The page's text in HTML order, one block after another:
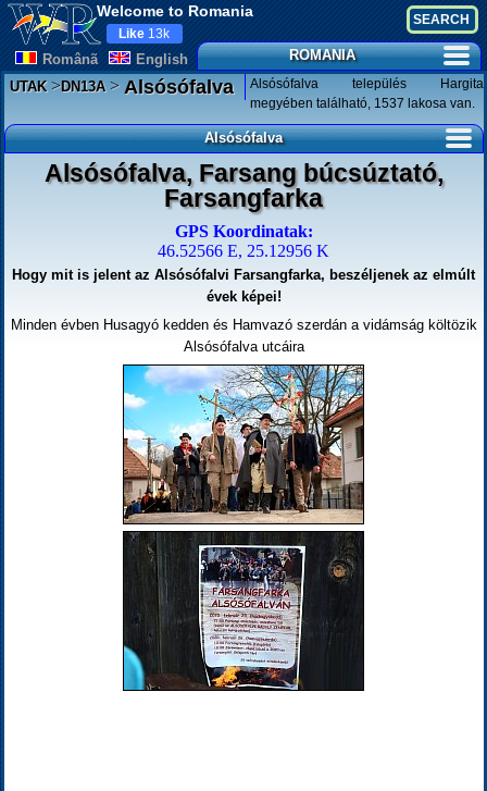
Welcome to Romania
Românã English
Like 13k
ROMANIA
UTAK>DN13A>Alsósófalva
Alsósófalva település Hargita
megyében található, 1537 lakosa van.
Alsósófalva
Alsósófalva, Farsang búcsúztató,
Farsangfarka
GPS Koordinatak:
46.52566 E, 25.12956 K
Hogy mit is jelent az Alsósófalvi Farsangfarka, beszéljenek az elmúlt
évek képei!
Minden évben Husagyó kedden és Hamvazó szerdán a vidámság költözik
Alsósófalva utcáira